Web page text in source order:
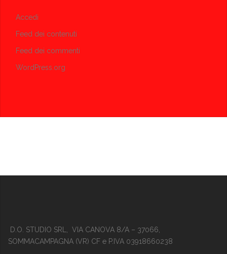
Accedi
Feed dei contenuti
Feed dei commenti
WordPress.org
D.O. STUDIO SRL, VIA CANOVA 8/A – 37066,
SOMMACAMPAGNA (VR) CF e P.IVA 03918660238